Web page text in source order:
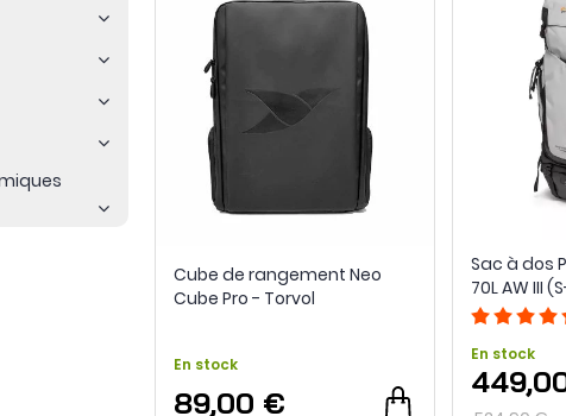
Cube de rangement Neo
Cube Pro - Torvol
En stock
89,00 €
Sac à dos
70L AW III
En stock